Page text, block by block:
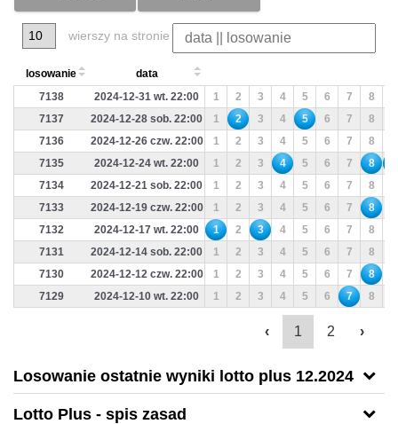
wierszy na stronie
losowanie
data
7138
2024-12-31 wt. 22:00 1 2 3 4 5 6 7 8
7137
2024-12-28 sob. 22:00 1 2 3 4 5 6 7 8
7136
2024-12-26 czw. 22:00 1 2 3 4 5 6 7 8
7135
2024-12-24 wt. 22:00 1 2 3 4 5 6 7 8
7134
2024-12-21 sob. 22:00 1 2 3 4 5 6 7 8
7133
2024-12-19 czw. 22:00 1 2 3 4 5 6 7 8
7132
2024-12-17 wt. 22:00 1 2 3 4 5 6 7 8
7131
2024-12-14 sob. 22:00 1 2 3 4 5 6 7 8
7130
2024-12-12 czw. 22:00 1 2 3 4 5 6 7 8
7129
2024-12-10 wt. 22:00 1 2 3 4 5 6 7 8
‹ 1 2 ›
Losowanie ostatnie wyniki lotto plus 12.2024
Lotto Plus - spis zasad